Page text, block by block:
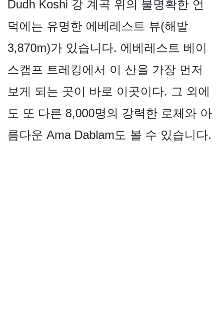
Dudh Koshi 강 계곡 위의 불명확한 언
덕에는 유명한 에베레스트 뷰(해발
3,870m)가 있습니다. 에베레스트 베이
스캠프 트레킹에서 이 산을 가장 먼저
보게 되는 곳이 바로 이곳이다. 그 외에
도 또 다른 8,000명의 강력한 로체와 아
름다운 Ama Dablam도 볼 수 있습니다.